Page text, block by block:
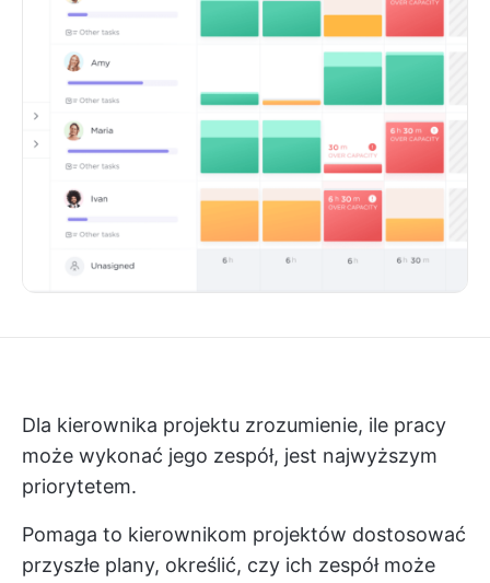
Dla kierownika projektu zrozumienie, ile pracy
może wykonać jego zespół, jest najwyższym
priorytetem.
Pomaga to kierownikom projektów dostosować
przyszłe plany, określić, czy ich zespół może